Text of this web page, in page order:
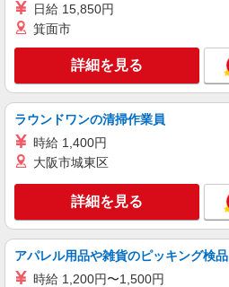
日給 15,850円
箕面市
詳細を見る
ラウンドワンの清掃作業員
時給 1,400円
大阪市城東区
詳細を見る
アパレル用品や雑貨のピッキング検品
時給 1,200円〜1,500円